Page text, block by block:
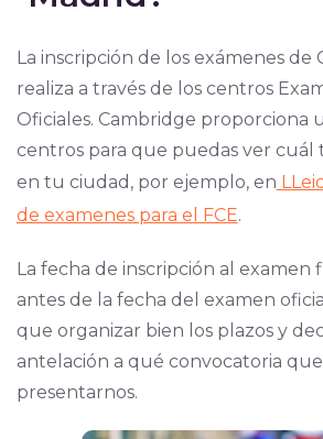
La inscripción de los exámenes de
realiza a través de los centros
Oficiales. Cambridge proporciona
centros para que puedas ver cuál
en tu ciudad, por ejemplo, en
de examenes para el FCE.
La fecha de inscripción al examen
antes de la fecha del examen
que organizar bien los plazos y
antelación a qué convocatoria
presentarnos.